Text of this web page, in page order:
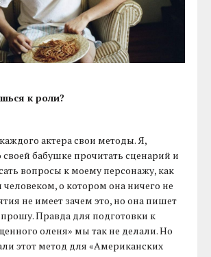
к роли?
актера свои методы. Я,
бабушке прочитать сценарий и
вопросы к моему персонажу, как
о котором она ничего не
не имеет зачем это, но она пишет
Правда для подготовки к
оленя» мы так не делали. Но
этот метод для «Американских